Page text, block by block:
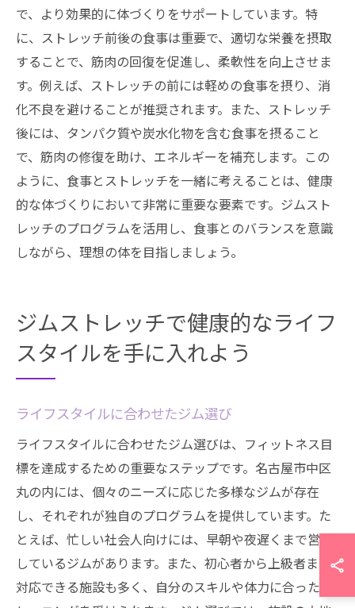
で、より効果的に体づくりをサポートしています。特
に、ストレッチ前後の食事は重要で、適切な栄養を摂取
することで、筋肉の回復を促進し、柔軟性を向上させま
す。例えば、ストレッチの前には軽めの食事を摂り、消
化不良を避けることが推奨されます。また、ストレッチ
後には、タンパク質や炭水化物を含む食事を摂ること
で、筋肉の修復を助け、エネルギーを補充します。この
ように、食事とストレッチを一緒に考えることは、健康
的な体づくりにおいて非常に重要な要素です。ジムスト
レッチのプログラムを活用し、食事とのバランスを意識
しながら、理想の体を目指しましょう。
ジムストレッチで健康的なライフ
スタイルを手に入れよう
ライフスタイルに合わせたジム選び
ライフスタイルに合わせたジム選びは、フィットネス目
標を達成するための重要なステップです。名古屋市中区
丸の内には、個々のニーズに応じた多様なジムが存在
し、それぞれが独自のプログラムを提供しています。た
とえば、忙しい社会人向けには、早朝や夜遅くまで営業
しているジムがあります。また、初心者から上級者まで
対応できる施設も多く、自分のスキルや体力に合ったト